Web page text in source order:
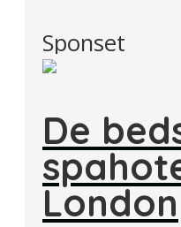
Sponset
De
London